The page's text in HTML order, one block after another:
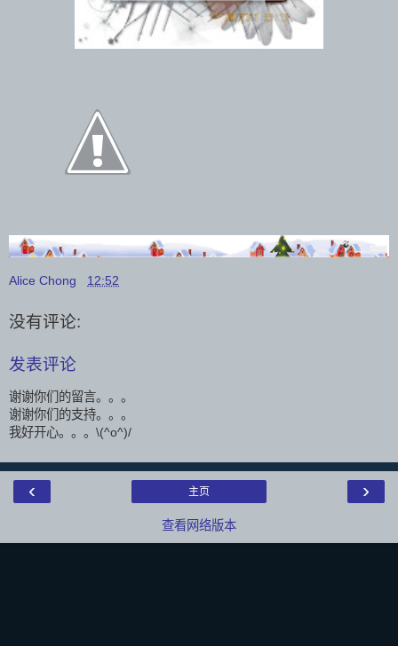
Alice Chong 12:52
没有评论:
发表评论
谢谢你们的留言。。。
谢谢你们的支持。。。
我好开心。。。\(^o^)/
‹ ›
主页
查看网络版本